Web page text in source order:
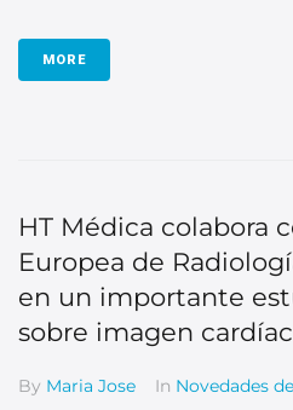
MORE
HT Médica colabora
Europea de
en un importante
sobre imagen
By Maria Jose In Novedades